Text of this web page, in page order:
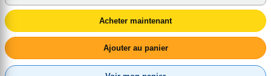
Acheter maintenant
Ajouter au panier